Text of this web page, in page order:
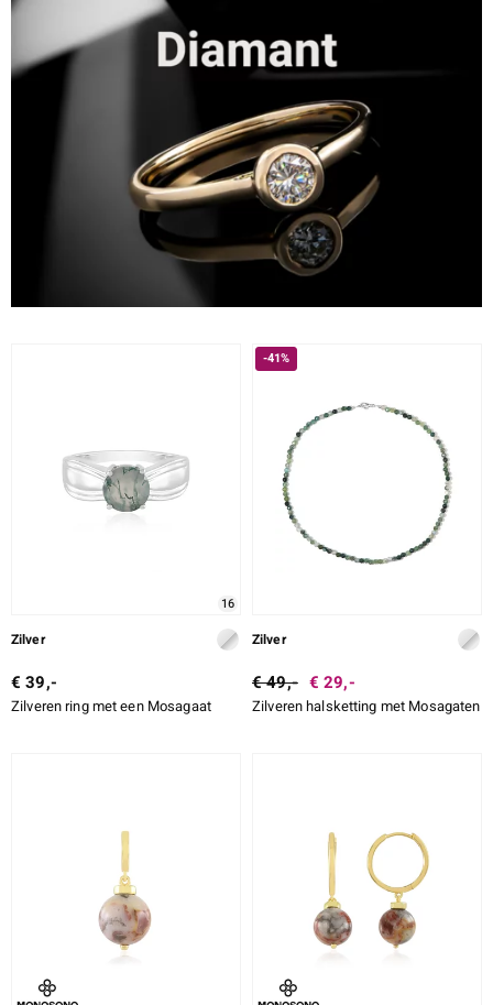
16
Zilver
€ 39,-
Zilveren ring met een Mosagaat
-41%
Zilver
€ 49,- € 29,-
Zilveren halsketting met Mosagaten